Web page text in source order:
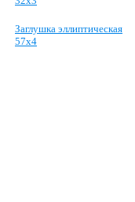
Заглушка эллиптическая
57х4